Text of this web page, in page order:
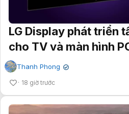
LG Display phát triển
cho TV và màn hình
Thanh Phong ✔
18 giờ trước